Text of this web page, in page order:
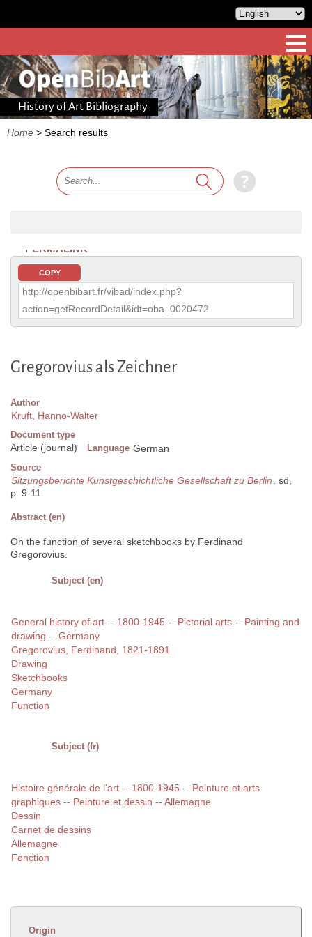
History of Art Bibliography
Home > Search results
PERMALINK
COPY
http://openbibart.fr/vibad/index.php?
action=getRecordDetail&idt=oba_0020472
Gregorovius als Zeichner
Author
Kruft, Hanno-Walter
Document type
Article (journal) Language German
Source
Sitzungsberichte Kunstgeschichtliche Gesellschaft zu Berlin. sd,
p. 9-11
Abstract (en)
On the function of several sketchbooks by Ferdinand
Gregorovius.
Subject (en)
General history of art -- 1800-1945 -- Pictorial arts -- Painting and
drawing -- Germany
Gregorovius, Ferdinand, 1821-1891
Drawing
Sketchbooks
Germany
Function
Subject (fr)
Histoire générale de l'art -- 1800-1945 -- Peinture et arts
graphiques -- Peinture et dessin -- Allemagne
Dessin
Carnet de dessins
Allemagne
Fonction
Origin